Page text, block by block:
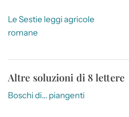
Le Sestie leggi agricole
romane
Altre soluzioni di 8 lettere
Boschi di… piangenti